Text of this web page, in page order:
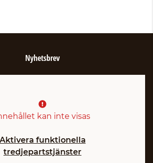
Nyhetsbrev
kan inte visas
Aktivera funktionella
tredjepartstjänster